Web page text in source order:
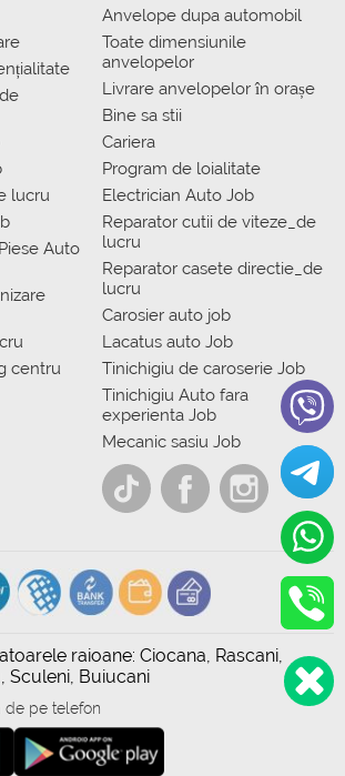
lucru
Auto
centru
Anvelope dupa automobil
Toate dimensiunile
anvelopelor
Livrare anvelopelor în orașe
Bine sa stii
Cariera
Program de loialitate
Electrician Auto Job
Reparator cutii de viteze_de
lucru
Reparator casete directie_de
lucru
Carosier auto job
Lacatus auto Job
Tinichigiu de caroserie Job
Tinichigiu Auto fara
experienta Job
Mecanic sasiu Job
raioane: Ciocana, Rascani,
Sculeni, Buiucani
de pe telefon